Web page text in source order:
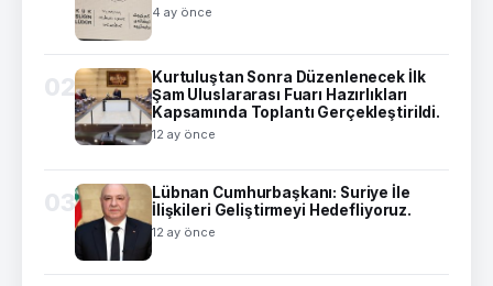
4 ay önce
02
Kurtuluştan Sonra Düzenlenecek İlk
Şam Uluslararası Fuarı Hazırlıkları
Kapsamında Toplantı Gerçekleştirildi.
12 ay önce
03
Lübnan Cumhurbaşkanı: Suriye İle
İlişkileri Geliştirmeyi Hedefliyoruz.
12 ay önce